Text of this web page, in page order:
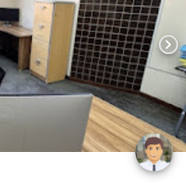
chevron_right